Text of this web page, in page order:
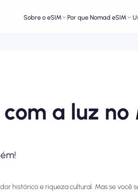
Sobre o eSIM Por que Nomad eSIM
a luz no
histórico e riqueza cultural. Mas se você